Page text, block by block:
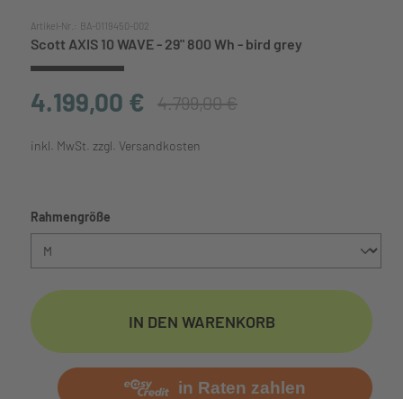
Artikel-Nr.: BA-0119450-002
Scott AXIS 10 WAVE - 29" 800 Wh - bird grey
4.199,00 € 4.799,00 €
inkl. MwSt. zzgl. Versandkosten
Rahmengröße
IN DEN WARENKORB